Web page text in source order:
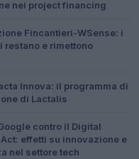
nei project financing
Fincantieri-WSense: i
restano e rimettono
Innova: il programma di
di Lactalis
contro il Digital
effetti su innovazione e
nel settore tech